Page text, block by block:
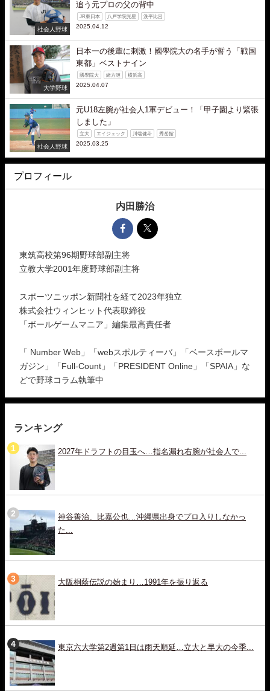
社会人野球
追う元プロの父の背中
JR東日本 八戸学院光星 洗平比呂
2025.04.12
大学野球
日本一の後輩に刺激！國學院大の名手が誓う「戦国
東都」ベストナイン
國學院大 緒方漣 横浜高
2025.04.07
社会人野球
元U18左腕が社会人1軍デビュー！「甲子園より緊張
しました」
立大 エイジェック 川端健斗 秀岳館
2025.03.25
プロフィール
内田勝治
東筑高校第96期野球部副主将
立教大学2001年度野球部副主将
スポーツニッポン新聞社を経て2023年独立
株式会社ウィンヒット代表取締役
「ボールゲームマニア」編集最高責任者
「 Number Web」「webスポルティーバ」「ベースボールマ
ガジン」「Full-Count」「PRESIDENT Online」「SPAIA」な
どで野球コラム執筆中
ランキング
2027年ドラフトの目玉へ…指名漏れ右腕が社会人で...
神谷善治、比嘉公也…沖縄県出身でプロ入りしなかっ
た...
大阪桐蔭伝説の始まり…1991年を振り返る
東京六大学第2週第1日は雨天順延…立大と早大の今季...